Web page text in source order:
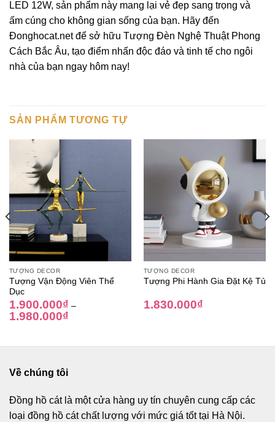
LED 12W, sản phẩm này mang lại vẻ đẹp sang trọng và
ấm cúng cho không gian sống của bạn. Hãy đến
Đonghocat.net để sở hữu Tượng Đèn Nghệ Thuật Phong
Cách Bắc Âu, tạo điểm nhấn độc đáo và tinh tế cho ngôi
nhà của bạn ngay hôm nay!
SẢN PHẨM TƯƠNG TỰ
TƯỢNG DECOR
Tượng Vận Động Viên Thể
Dục
1.900.000₫ –
1.980.000₫
TƯỢNG DECOR
Tượng Phi Hành Gia Đặt Kệ Tủ
1.830.000₫
Về chúng tôi
Đồng hồ cátlà một cửa hàng uy tín chuyên cung cấp các
loại đồng hồ cát chất lượng với mức giá tốt tại Hà Nội.